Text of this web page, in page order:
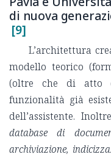
di nuova
[9]
L’architettura
modello teorico
(oltre che di atto
funzionalità già
dell’assistente.
database di
archiviazione,